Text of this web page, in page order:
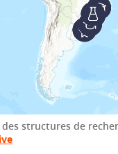
structures de